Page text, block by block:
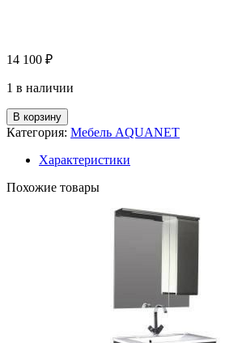
14 100 ₽
1 в наличии
В корзину
Категория: Мебель AQUANET
Характеристики
Похожие товары